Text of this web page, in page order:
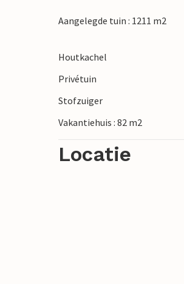
wandelingen maken
glasblazerij, brouwerij
Deense Rivièra
Aangelegde tuin : 1211 m2
Houtkachel
Privétuin
Stofzuiger
Vakantiehuis : 82 m2
Locatie